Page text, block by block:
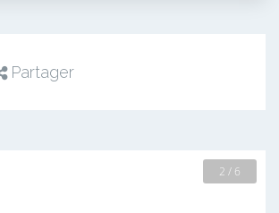
Partager
2 / 6